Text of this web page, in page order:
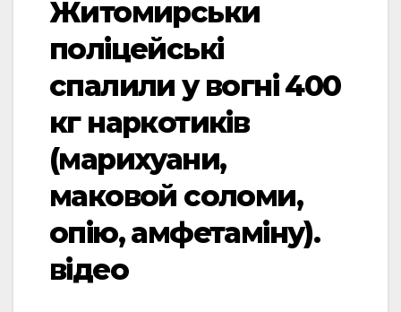
Житомирськи
поліцейські
спалили у вогні 400
кг наркотиків
(марихуани,
маковой соломи,
опію, амфетаміну).
відео